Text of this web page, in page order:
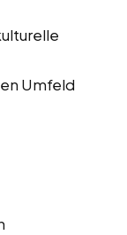
Umfeld